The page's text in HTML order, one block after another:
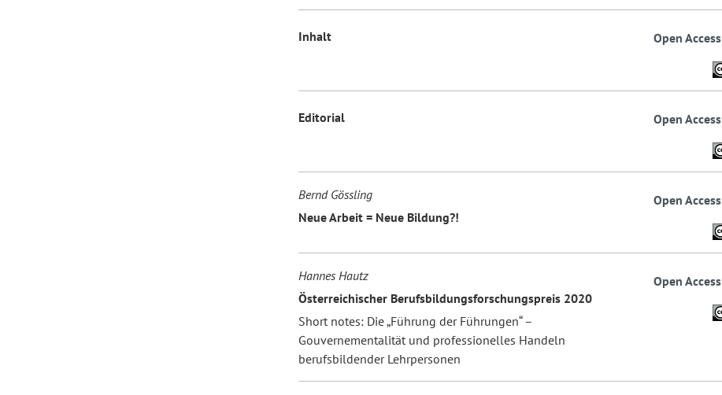
Inhalt Open Access
Editorial Open Access
Bernd Gössling
Neue Arbeit = Neue Bildung?!
Open Access
Hannes Hautz
Österreichischer Berufsbildungsforschungspreis 2020
Short notes: Die „Führung der Führungen“ –
Gouvernementalität und professionelles Handeln
berufsbildender Lehrpersonen
Open Access